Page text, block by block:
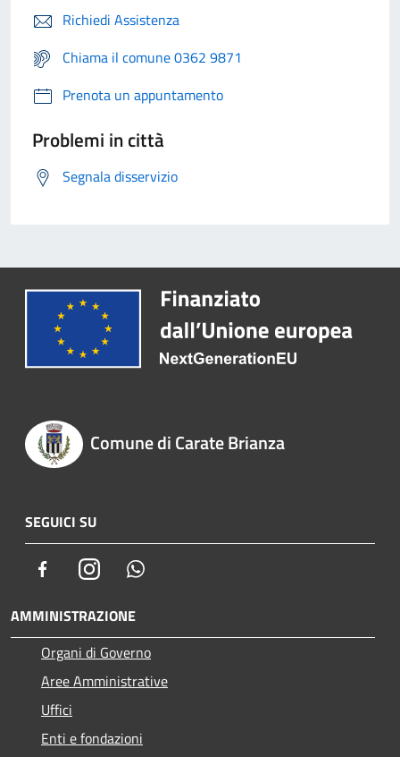
Richiedi Assistenza
Chiama il comune 0362 9871
Prenota un appuntamento
Problemi in città
Segnala disservizio
Comune di Carate Brianza
SEGUICI SU
FacebookInstagram
AMMINISTRAZIONE
Organi di Governo
Aree Amministrative
Uffici
Enti e fondazioni